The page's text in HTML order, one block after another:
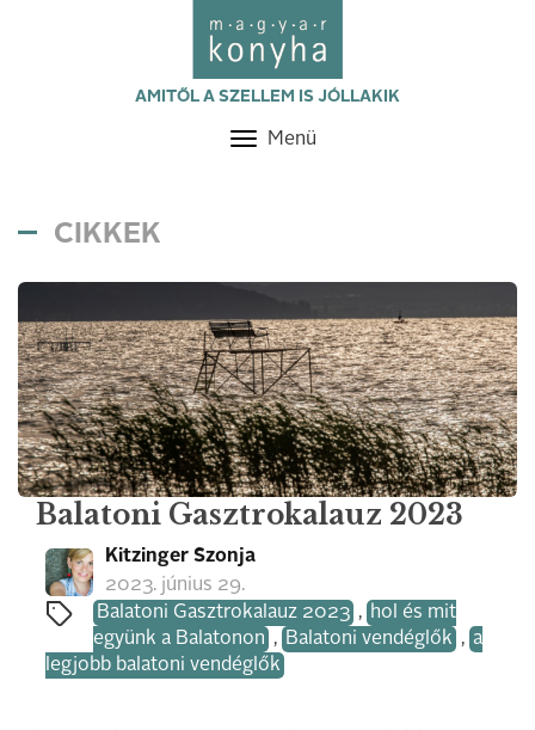
AMITŐL A SZELLEM IS JÓLLAKIK
Toggle
Menü
CIKKEK
Balatoni Gasztrokalauz 2023
Kitzinger Szonja
2023. június 29.
Balatoni Gasztrokalauz 2023 , hol és mit
együnk a Balatonon , Balatoni vendéglők , a
legjobb balatoni vendéglők